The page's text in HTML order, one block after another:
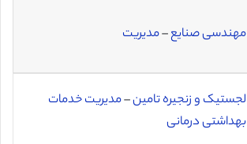
مهندسی صنایع–مدیریت
لجستیک و زنجیره تامین–مدیریت خدمات
بهداشتی درمانی